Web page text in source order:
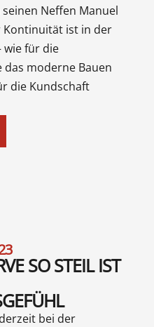
Neffen Manuel
Kontinuität ist in der
wie für die
moderne Bauen
die Kundschaft
SO STEIL IST
bei der